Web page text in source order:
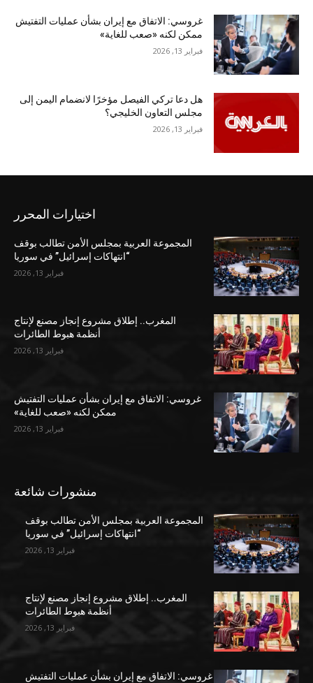
غروسي: الاتفاق مع إيران بشأن عمليات التفتيش
ممكن لكنه «صعب للغاية»
فبراير 13, 2026
هل دعا تركي الفيصل مؤخرًا لانضمام اليمن إلى
مجلس التعاون الخليجي؟
فبراير 13, 2026
اختيارات المحرر
المجموعة العربية بمجلس الأمن تطالب بوقف
“انتهاكات إسرائيل” في سوريا
فبراير 13, 2026
المغرب.. إطلاق مشروع إنجاز مصنع لإنتاج
أنظمة هبوط الطائرات
فبراير 13, 2026
غروسي: الاتفاق مع إيران بشأن عمليات التفتيش
ممكن لكنه «صعب للغاية»
فبراير 13, 2026
منشورات شائعة
المجموعة العربية بمجلس الأمن تطالب بوقف
“انتهاكات إسرائيل” في سوريا
فبراير 13, 2026
المغرب.. إطلاق مشروع إنجاز مصنع لإنتاج
أنظمة هبوط الطائرات
فبراير 13, 2026
غروسي: الاتفاق مع إيران بشأن عمليات التفتيش